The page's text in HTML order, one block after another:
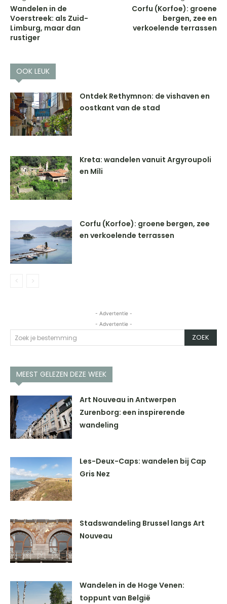
Wandelen in de
Voerstreek: als Zuid-
Limburg, maar dan
rustiger
Corfu (Korfoe): groene
bergen, zee en
verkoelende terrassen
OOK LEUK
Ontdek Rethymnon: de vishaven en
oostkant van de stad
Kreta: wandelen vanuit Argyroupoli
en Míli
Corfu (Korfoe): groene bergen, zee
en verkoelende terrassen
- Advertentie -
- Advertentie -
Zoek je bestemming ZOEK
MEEST GELEZEN DEZE WEEK
Art Nouveau in Antwerpen
Zurenborg: een inspirerende
wandeling
Les-Deux-Caps: wandelen bij Cap
Gris Nez
Stadswandeling Brussel langs Art
Nouveau
Wandelen in de Hoge Venen:
toppunt van België